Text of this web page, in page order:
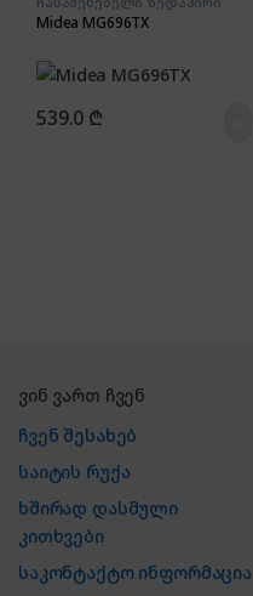
Midea MG696TX
539.0 ₾
ვინ ვართ ჩვენ
ჩვენ შესახებ
საიტის რუქა
ხშირად დასმული
კითხვები
საკონტაქტო ინფორმაცია